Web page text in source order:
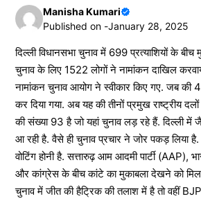
Manisha Kumari
Published on -January 28, 2025
दिल्ली विधानसभा चुनाव में 699 प्रत्याशियों के बीच
चुनाव के लिए 1522 लोगों ने नामांकन दाखिल
नामांकन चुनाव आयोग ने स्वीकार किए गए. जब की
कर दिया गया. अब यह की तीनों प्रमुख राष्ट्रीय
की संख्या 93 है जो यहां चुनाव लड़ रहे हैं. दिल्ली
आ रही है. वैसे ही चुनाव प्रचार ने जोर पकड़ लिया
वोटिंग होनी है. सत्तारुढ़ आम आदमी पार्टी (AAP),
और कांग्रेस के बीच कांटे का मुकाबला देखने को
चुनाव में जीत की हैट्रिक की तलाश में है तो वहीं